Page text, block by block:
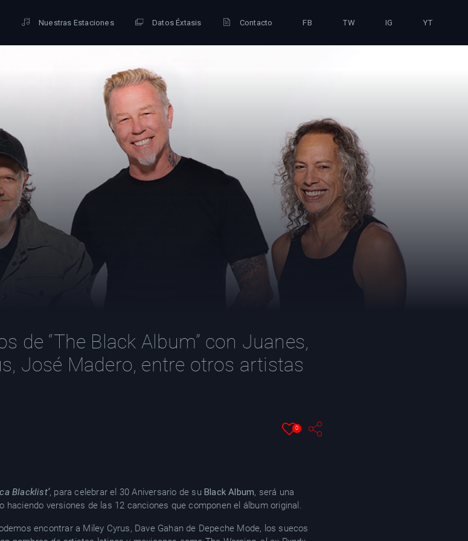
Nuestras Estaciones Datos Éxtasis Contacto FB TW IG YT
de “The Black Album” con Juanes,
José Madero, entre otros artistas
0
Blacklist’, para celebrar el 30 Aniversario de suBlack Album, será una
versiones de las 12 canciones que componen el álbum original.
encontrar a Miley Cyrus, Dave Gahan de Depeche Mode, los suecos